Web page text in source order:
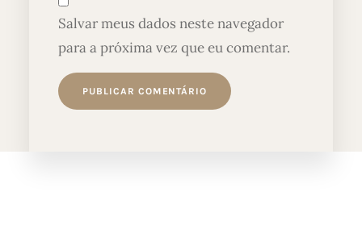
Salvar meus dados neste navegador
para a próxima vez que eu comentar.